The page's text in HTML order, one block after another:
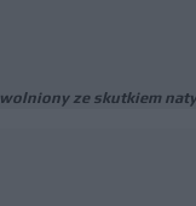
ze skutkiem